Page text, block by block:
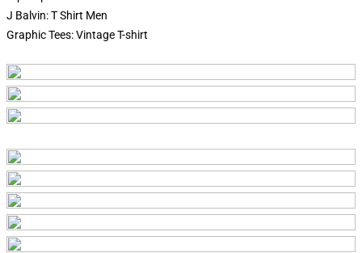
J Balvin:T Shirt Men
Graphic Tees:Vintage T-shirt